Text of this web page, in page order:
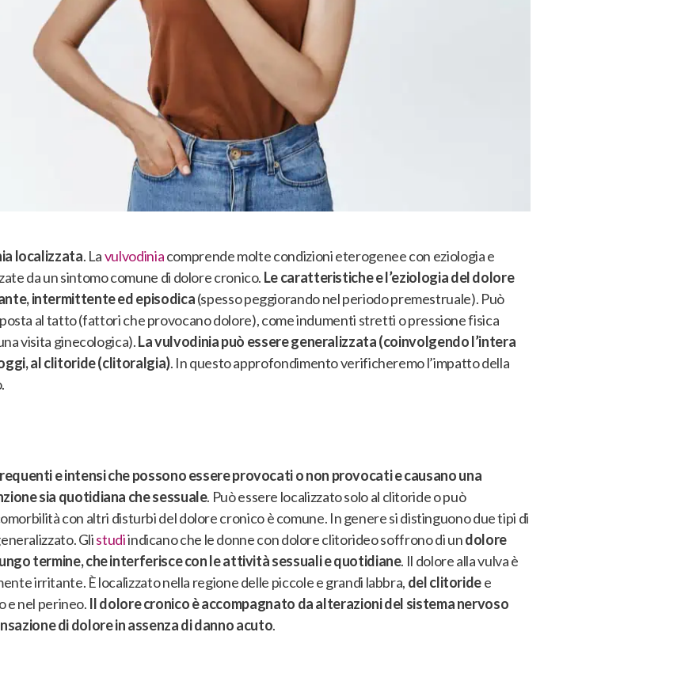
localizzata. Lavulvodiniacomprende molte condizioni eterogenee con eziologia e
da un sintomo comune di dolore cronico. Le caratteristiche e l’eziologia del dolore
intermittente ed episodica(spesso peggiorando nel periodo premestruale). Può
al tatto(fattori che provocano dolore),come indumenti stretti o pressione fisica
visita ginecologica).La vulvodinia può essere generalizzata (coinvolgendo l’intera
al clitoride (clitoralgia). In questo approfondimento verificheremo l’impatto della
e intensi che possono essere provocati o non provocati e causano una
sia quotidiana che sessuale. Può essere localizzato solo al clitoride o può
con altri disturbi del dolore cronico è comune. In genere si distinguono due tipi di
Glistudiindicano che le donne con dolore clitorideo soffrono di undolore
termine, che interferisce con le attività sessuali e quotidiane. Il dolore alla vulva è
irritante. È localizzato nella regione delle piccole e grandi labbra, del clitoridee
e nel perineo. Il dolore cronico è accompagnato da alterazioni del sistema nervoso
di dolore in assenza di danno acuto.